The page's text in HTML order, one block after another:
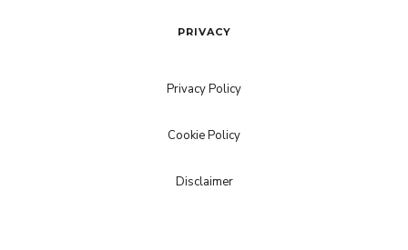
PRIVACY
Privacy Policy
Cookie Policy
Disclaimer